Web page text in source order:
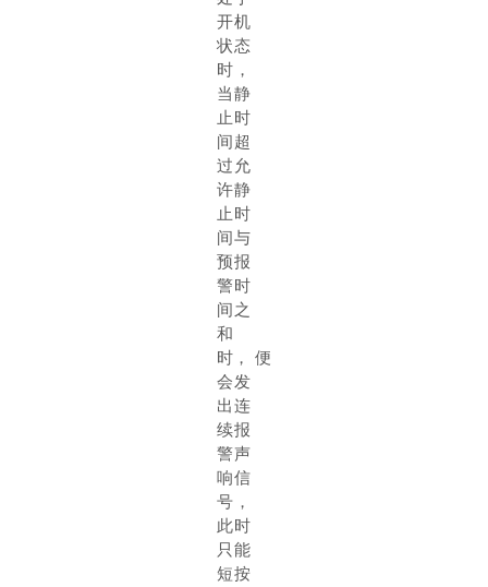
开机
状态
时，
当静
止时
间超
过允
许静
止时
间与
预报
警时
间之
和
时，
便
会发
出连
续报
警声
响信
号，
此时
只能
短按